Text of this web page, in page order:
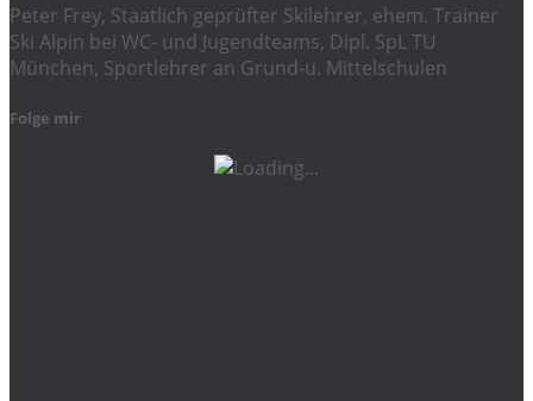
Peter Frey, Staatlich geprüfter Skilehrer, ehem. Trainer
Ski Alpin bei WC- und Jugendteams, Dipl. SpL TU
München, Sportlehrer an Grund-u. Mittelschulen
Folge mir